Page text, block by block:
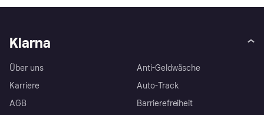
Klarna
Über uns
Karriere
AGB
Anti-Geldwäsche
Auto-Track
Barrierefreiheit